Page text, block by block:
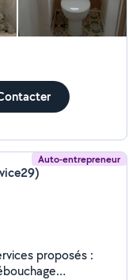
Auto-entrepreneur
proposés :